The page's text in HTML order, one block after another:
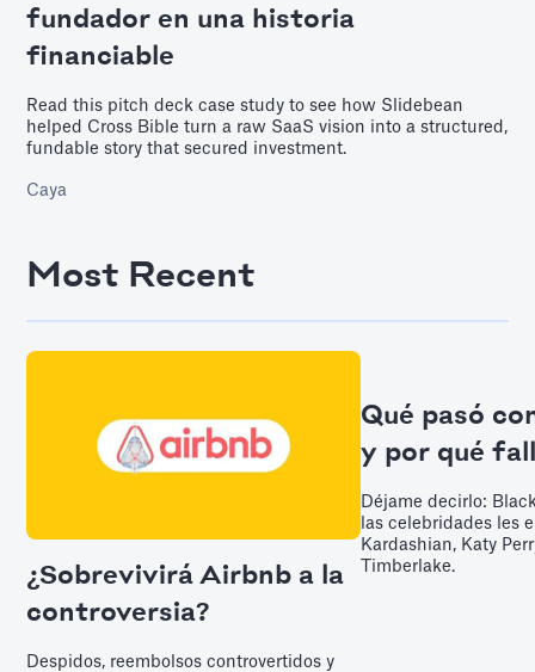
fundador en una historia
financiable
Read this pitch deck case study to see how Slidebean
helped Cross Bible turn a raw SaaS vision into a structured,
fundable story that secured investment.
Caya
Most Recent
¿Sobrevivirá Airbnb a la
controversia?
Despidos, reembolsos controvertidos y
Qué pasó
y por qué
Déjame decirlo:
las celebridades les
Kardashian, Katy
Timberlake.